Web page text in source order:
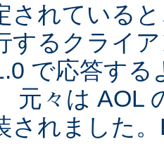
されている
するクライ
で応答す
元々は AOL
されました